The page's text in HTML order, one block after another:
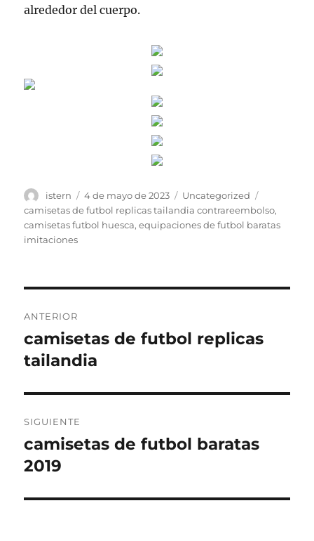
alrededor del cuerpo.
Autor
istern
Publicado
el
4 de mayo de 2023 Categorías
Uncategorized
camisetas de futbol replicas tailandia contrareembolso,
camisetas futbol huesca,equipaciones de futbol baratas
imitaciones
de
entradas
ANTERIOR
Entrada
anterior:
camisetas de futbol replicas
tailandia
SIGUIENTE
Entrada
siguiente:
camisetas de futbol baratas
2019